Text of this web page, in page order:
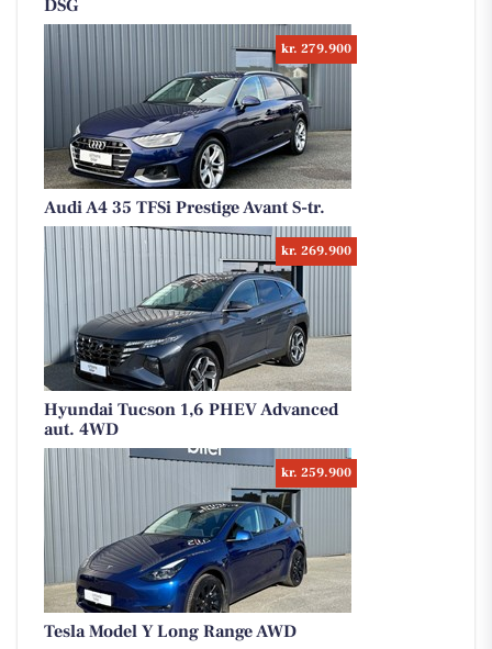
DSG
kr. 279.900
Audi A4 35 TFSi Prestige Avant S-tr.
kr. 269.900
Hyundai Tucson 1,6 PHEV Advanced
aut. 4WD
kr. 259.900
Tesla Model Y Long Range AWD